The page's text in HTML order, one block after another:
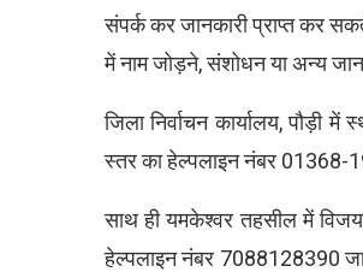
संपर्क कर जानकारी प्राप्त कर
में नाम जोड़ने, संशोधन या अन्य
जिला निर्वाचन कार्यालय,
स्तर का हेल्पलाइन नंबर 01368-
साथ ही यमकेश्वर तहसील में
हेल्पलाइन नंबर 7088128390